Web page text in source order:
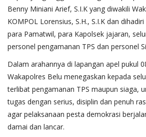
Benny Miniani Arief, S.I.K yang diwakili
KOMPOL Lorensius, S.H., S.I.K dan
para Pamatwil, para Kapolsek jajaran,
personel pengamanan TPS dan personel
Dalam arahannya di lapangan apel pukul
Wakapolres Belu menegaskan kepada
terlibat pengamanan TPS maupun siaga,
tugas dengan serius, disiplin dan penuh
agar pelaksanaan pesta demokrasi
damai dan lancar.